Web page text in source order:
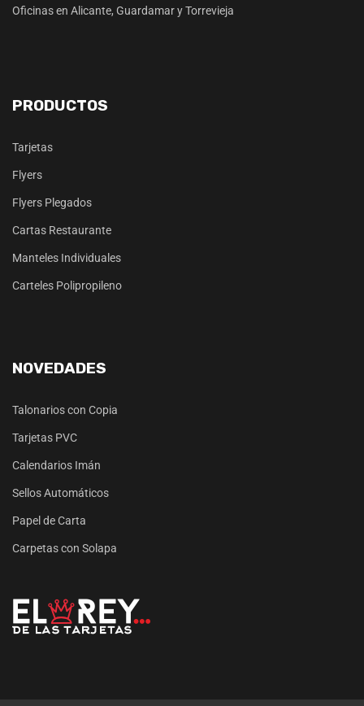
Oficinas en Alicante, Guardamar y Torrevieja
PRODUCTOS
Tarjetas
Flyers
Flyers Plegados
Cartas Restaurante
Manteles Individuales
Carteles Polipropileno
NOVEDADES
Talonarios con Copia
Tarjetas PVC
Calendarios Imán
Sellos Automáticos
Papel de Carta
Carpetas con Solapa